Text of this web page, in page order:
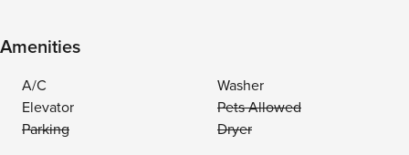
Amenities
A/C
Washer
Elevator
Pets Allowed
Parking
Dryer